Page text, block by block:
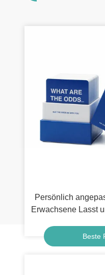
Persönlich
Erwachsene Lasst
eine lustige
Beste